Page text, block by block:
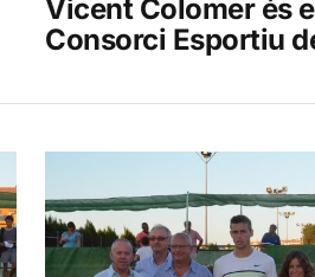
Vicent Colomer és
Consorci Esportiu